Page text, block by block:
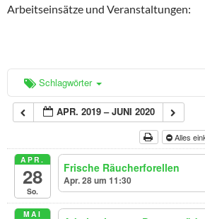
Arbeitseinsätze und Veranstaltungen:
Schlagwörter
APR. 2019 – JUNI 2020
Alles
APR.
28
So.
Frische Räucherforellen
Apr. 28 um 11:30
MAI